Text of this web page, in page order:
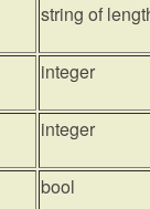
string of
integer
integer
bool